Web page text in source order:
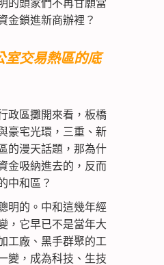
的頭家們不再甘願當
金鎖進新商辦裡？
室交易熱區的底
政區攤開來看，板橋
豪宅光環，三重、新
的漫天話題，那為什
金吸納進去的，反而
中和區？
明的。中和這幾年經
，它早已不是當年大
工廠、黑手群聚的工
變，成為科技、生技